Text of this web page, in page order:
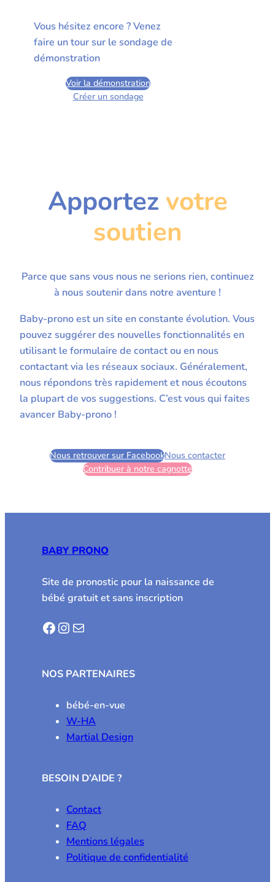
Vous hésitez encore ? Venez
faire un tour sur le sondage de
démonstration
Voir la démonstration
Créer un sondage
Apportez votre
soutien
Parce que sans vous nous ne serions rien, continuez
à nous soutenir dans notre aventure !
Baby-prono est un site en constante évolution. Vous
pouvez suggérer des nouvelles fonctionnalités en
utilisant le formulaire de contact ou en nous
contactant via les réseaux sociaux. Généralement,
nous répondons très rapidement et nous écoutons
la plupart de vos suggestions. C’est vous qui faites
avancer Baby-prono !
Nous retrouver sur FacebookNous contacter
Contribuer à notre cagnotte
BABY PRONO
Site de pronostic pour la naissance de
bébé gratuit et sans inscription
Facebook Instagram E-mail
NOS PARTENAIRES
bébé-en-vue
W-HA
Martial Design
BESOIN D’AIDE ?
Contact
FAQ
Mentions légales
Politique de confidentialité